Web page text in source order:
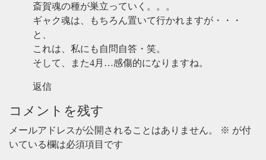
斎賀魂の種が巣立っていく。。。
ギャク魂は、もちろん置いて行かれますが・・・
と、
これは、私にも自問自答・笑。
そして、また4月…感傷的になりますね。
返信
コメントを残す
メールアドレスが公開されることはありません。 ※ が付
いている欄は必須項目です